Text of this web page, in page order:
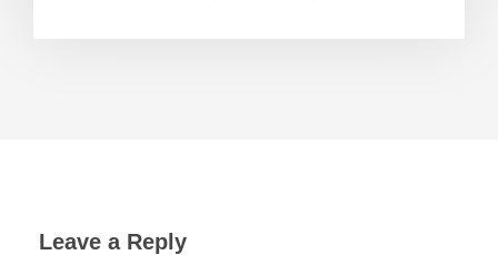
Leave a Reply